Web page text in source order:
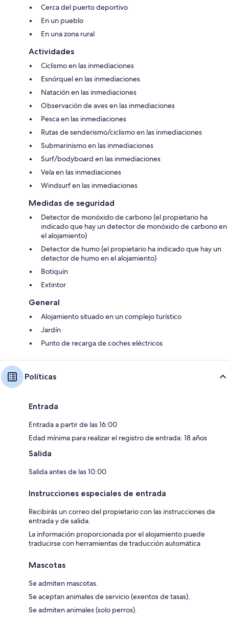
Cerca del puerto deportivo
En un pueblo
En una zona rural
Actividades
Ciclismo en las inmediaciones
Esnórquel en las inmediaciones
Natación en las inmediaciones
Observación de aves en las inmediaciones
Pesca en las inmediaciones
Rutas de senderismo/ciclismo en las inmediaciones
Submarinismo en las inmediaciones
Surf/bodyboard en las inmediaciones
Vela en las inmediaciones
Windsurf en las inmediaciones
Medidas de seguridad
Detector de monóxido de carbono (el propietario ha
indicado que hay un detector de monóxido de carbono en
el alojamiento)
Detector de humo (el propietario ha indicado que hay un
detector de humo en el alojamiento)
Botiquín
Extintor
General
Alojamiento situado en un complejo turístico
Jardín
Punto de recarga de coches eléctricos
Políticas
Entrada
Entrada a partir de las 16:00
Edad mínima para realizar el registro de entrada: 18 años
Salida
Salida antes de las 10:00
Instrucciones especiales de entrada
Recibirás un correo del propietario con las instrucciones de
entrada y de salida.
La información proporcionada por el alojamiento puede
traducirse con herramientas de traducción automática
Mascotas
Se admiten mascotas.
Se aceptan animales de servicio (exentos de tasas).
Se admiten animales (solo perros).